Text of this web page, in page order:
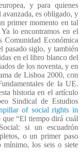
y para quienes
avanzada, es obligado, y
primer momento en tal
lo encontramos en el
Comunidad Económica
pasado siglo, y también
en el libro blanco del
de los noventa, y en
de Lisboa 2000, con
de la UE.
historia en el artículo
Sindical de Estudios
of social rights in
“El tiempo dirá cuál
si un escuadrón
o un primer paso
mínimo, los seis o siete